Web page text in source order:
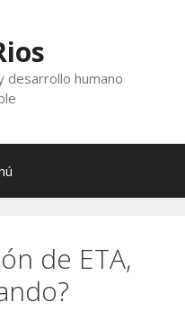
desarrollo humano
de ETA,